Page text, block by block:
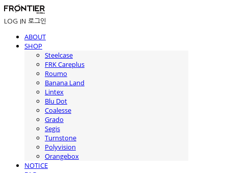
LOG IN 로그인
ABOUT
SHOP
Steelcase
FRK Careplus
Roumo
Banana Land
Lintex
Blu Dot
Coalesse
Grado
Segis
Turnstone
Polyvision
Orangebox
NOTICE